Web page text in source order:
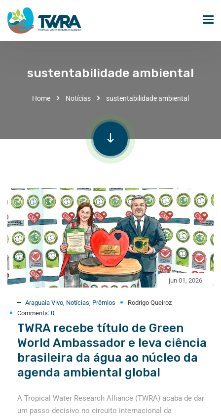
sustentabilidade ambiental
Home Notícias sustentabilidade ambiental
jun 01, 2026
Araguaia Vivo Notícias Prêmios
Rodrigo Queiroz
Comments: 0
TWRA recebe título de Green
World Ambassador e leva ciência
brasileira da água ao núcleo da
agenda ambiental global
A Tropical Water Research Alliance (TWRA) acaba de dar
um passo decisivo no circuito internacional da